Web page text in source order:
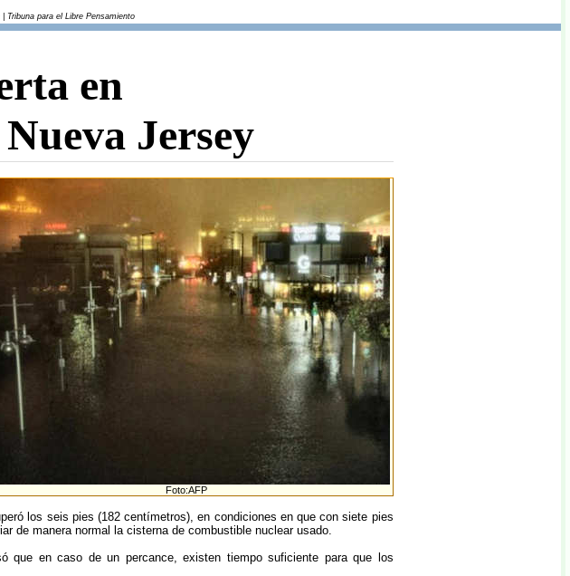
para el Libre Pensamiento
en
Jersey
Foto:AFP
los seis pies (182 centímetros), en condiciones en que con siete pies
de manera normal la cisterna de combustible nuclear usado.
que en caso de un percance, existen tiempo suficiente para que los